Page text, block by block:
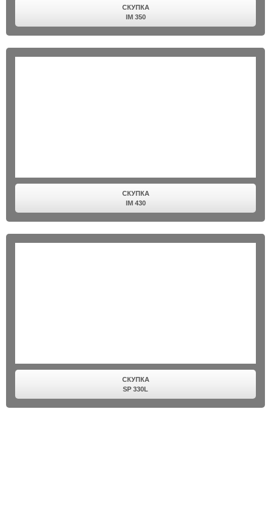
СКУПКА
IM 350
СКУПКА
IM 430
СКУПКА
SP 330L